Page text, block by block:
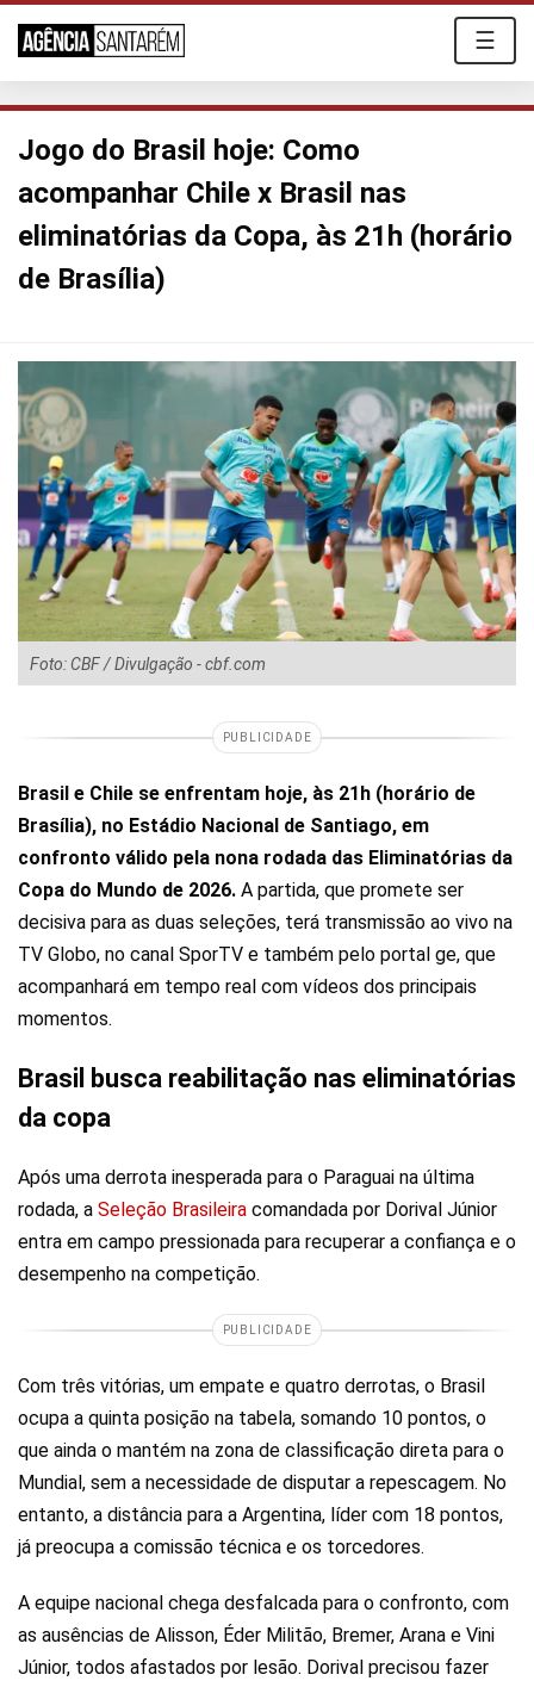
☰
Jogo do Brasil hoje: Como
acompanhar Chile x Brasil nas
eliminatórias da Copa, às 21h (horário
de Brasília)
Foto: CBF / Divulgação - cbf.com
PUBLICIDADE
Brasil e Chile se enfrentam hoje, às 21h (horário de
Brasília), no Estádio Nacional de Santiago, em
confronto válido pela nona rodada das Eliminatórias da
Copa do Mundo de 2026. A partida, que promete ser
decisiva para as duas seleções, terá transmissão ao vivo na
TV Globo, no canal SporTV e também pelo portal ge, que
acompanhará em tempo real com vídeos dos principais
momentos.
Brasil busca reabilitação nas eliminatórias
da copa
Após uma derrota inesperada para o Paraguai na última
rodada, a Seleção Brasileira comandada por Dorival Júnior
entra em campo pressionada para recuperar a confiança e o
desempenho na competição.
PUBLICIDADE
Com três vitórias, um empate e quatro derrotas, o Brasil
ocupa a quinta posição na tabela, somando 10 pontos, o
que ainda o mantém na zona de classificação direta para o
Mundial, sem a necessidade de disputar a repescagem. No
entanto, a distância para a Argentina, líder com 18 pontos,
já preocupa a comissão técnica e os torcedores.
A equipe nacional chega desfalcada para o confronto, com
as ausências de Alisson, Éder Militão, Bremer, Arana e Vini
Júnior, todos afastados por lesão. Dorival precisou fazer